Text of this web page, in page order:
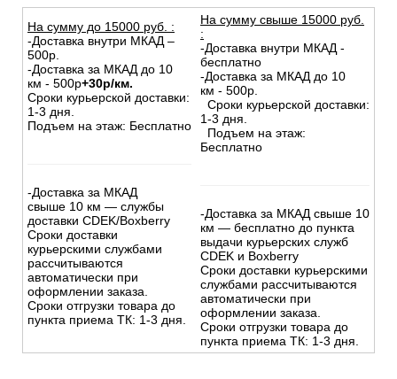
На сумму до 15000 руб. :
-Доставка внутри МКАД –
500р.
-Доставка за МКАД до 10
км - 500р+30р/км.
Сроки курьерской доставки:
1-3 дня.
Подъем на этаж: Бесплатно
-Доставка за МКАД
свыше 10 км — службы
доставки CDEK/Boxberry
Сроки доставки
курьерскими службами
рассчитываются
автоматически при
оформлении заказа.
Сроки отгрузки товара до
пункта приема ТК: 1-3 дня.
На сумму свыше 15000 руб.
:
-Доставка внутри МКАД -
бесплатно
-Доставка за МКАД до 10
км - 500р.
Сроки курьерской доставки:
1-3 дня.
Подъем на этаж:
Бесплатно
-Доставка за МКАД свыше 10
км — бесплатно до пункта
выдачи курьерских служб
CDEK и Boxberry
Сроки доставки курьерскими
службами рассчитываются
автоматически при
оформлении заказа.
Сроки отгрузки товара до
пункта приема ТК: 1-3 дня.